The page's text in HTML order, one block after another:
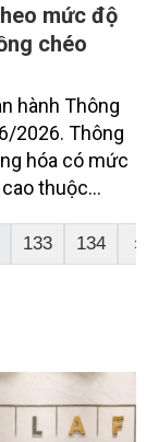
mức độ
chéo
hành Thông
2026. Thông
hóa có mức
thuộc
ứng với từng
tiêu chuẩn,
133 134 ›